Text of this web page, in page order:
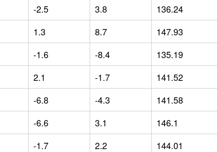
-2.5 3.8
136.24
1.3
8.7
147.93
-1.6
-8.4
135.19
2.1
-1.7
141.52
-6.8
-4.3
141.58
-6.6
3.1
146.1
-1.7
2.2
144.01